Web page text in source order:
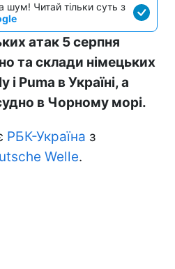
шум! Читай тільки суть з
атак 5 серпня
та склади німецьких
Puma в Україні, а
в Чорному морі.
РБК-Україна з
Welle.